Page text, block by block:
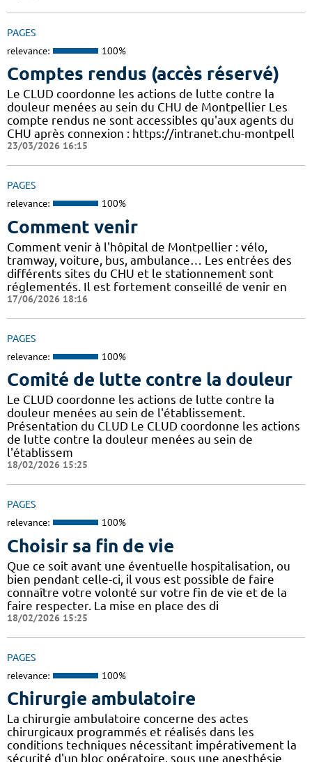
PAGES
relevance: 100%
Comptes rendus (accès réservé)
Le CLUD coordonne les actions de lutte contre la
douleur menées au sein du CHU de Montpellier Les
compte rendus ne sont accessibles qu'aux agents du
CHU après connexion : https://intranet.chu-montpell
23/03/2026 16:15
PAGES
relevance: 100%
Comment venir
Comment venir à l'hôpital de Montpellier : vélo,
tramway, voiture, bus, ambulance… Les entrées des
différents sites du CHU et le stationnement sont
réglementés. Il est fortement conseillé de venir en
17/06/2026 18:16
PAGES
relevance: 100%
Comité de lutte contre la douleur
Le CLUD coordonne les actions de lutte contre la
douleur menées au sein de l'établissement.
Présentation du CLUD Le CLUD coordonne les actions
de lutte contre la douleur menées au sein de
l'établissem
18/02/2026 15:25
PAGES
relevance: 100%
Choisir sa fin de vie
Que ce soit avant une éventuelle hospitalisation, ou
bien pendant celle-ci, il vous est possible de faire
connaître votre volonté sur votre fin de vie et de la
faire respecter. La mise en place des di
18/02/2026 15:25
PAGES
relevance: 100%
Chirurgie ambulatoire
La chirurgie ambulatoire concerne des actes
chirurgicaux programmés et réalisés dans les
conditions techniques nécessitant impérativement la
sécurité d'un bloc opératoire, sous une anesthésie